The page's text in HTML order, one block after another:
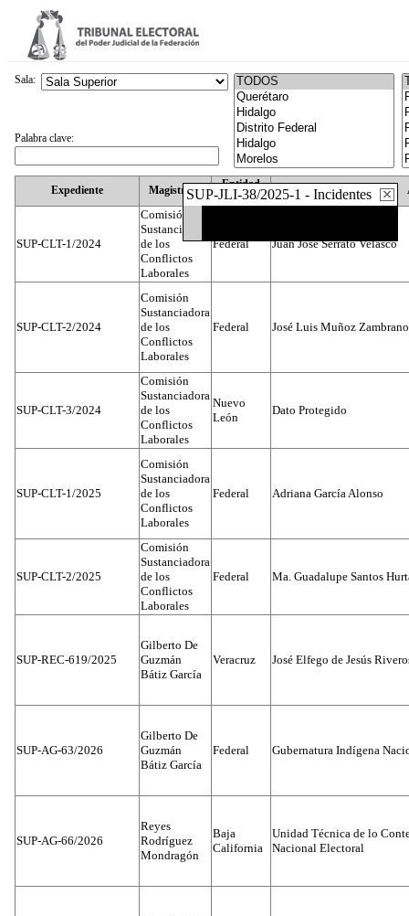
SUP-JLI-38/2025-1 - Incidentes
Expediente Magistrado
Entidad
Federativa
SUP-CLT-1/2024
Comisión
Sustanciadora
de los
Conflictos
Laborales
Federal Juan José Serrato Velasco
SUP-CLT-2/2024
Comisión
Sustanciadora
de los
Conflictos
Laborales
Federal José Luis Muñoz Zambrano
SUP-CLT-3/2024
Comisión
Sustanciadora
de los
Conflictos
Laborales
Nuevo
León
Dato Protegido
SUP-CLT-1/2025
Comisión
Sustanciadora
de los
Conflictos
Laborales
Federal Adriana García Alonso
SUP-CLT-2/2025
Comisión
Sustanciadora
de los
Conflictos
Laborales
Federal Ma. Guadalupe Santos
SUP-REC-619/2025
Gilberto De
Guzmán
Bátiz García
Veracruz José Elfego de Jesús
SUP-AG-63/2026
Gilberto De
Guzmán
Bátiz García
Federal Gubernatura Indígena
SUP-AG-66/2026
Reyes
Rodríguez
Mondragón
Baja
California
Unidad Técnica de lo
Nacional Electoral
Sala:
Palabra clave: